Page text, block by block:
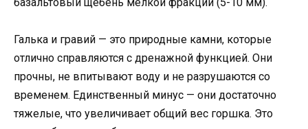
Галька и гравий — это природные камни, которые
отлично справляются с дренажной функцией. Они
прочны, не впитывают воду и не разрушаются со
временем. Единственный минус — они достаточно
тяжелые, что увеличивает общий вес горшка. Это